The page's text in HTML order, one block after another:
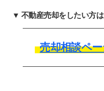
▼ 不動産売却をしたい方
売却相談ペ